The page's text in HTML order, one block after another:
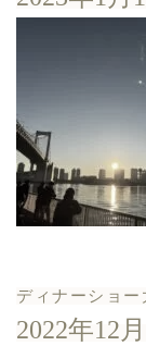
ディナーショー
2022年12